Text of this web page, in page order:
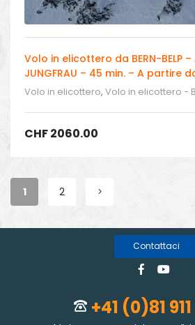
Volo in elicottero da BERN-BELP
JUNGFRAU – 45 min. – A partire
Volo in elicottero, Volo in elicottero -
CHF2060.00
1 2
Contattaci
+41 (0)81